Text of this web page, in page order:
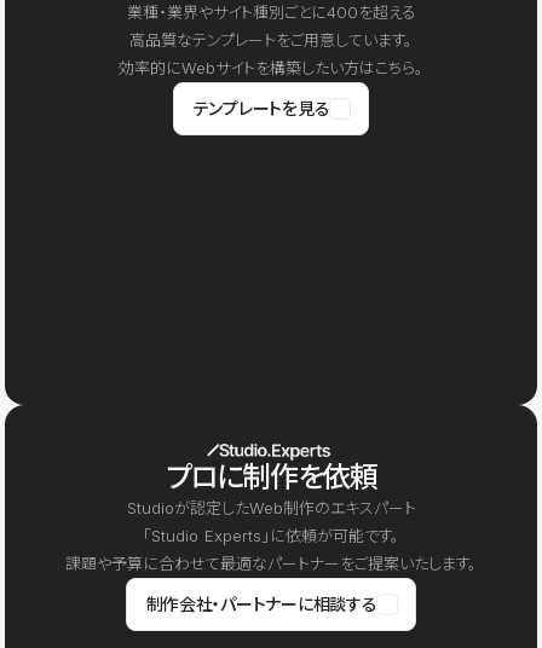
業種・業界やサイト種別ごとに400を超える
高品質なテンプレートをご用意しています。
効率的にWebサイトを構築したい方はこちら。
テンプレートを見る
プロに制作を依頼
Studioが認定したWeb制作のエキスパート
「Studio Experts」に依頼が可能です。
課題や予算に合わせて最適なパートナーをご提案いたします。
制作会社・パートナーに相談する